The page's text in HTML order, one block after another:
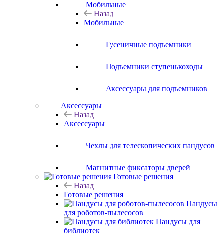
Мобильные
Назад
Мобильные
Гусеничные подъемники
Подъемники ступенькоходы
Аксессуары для подъемников
Аксессуары
Назад
Аксессуары
Чехлы для телескопических пандусов
Магнитные фиксаторы дверей
Готовые решения
Назад
Готовые решения
Пандусы
для роботов-пылесосов
Пандусы для
библиотек